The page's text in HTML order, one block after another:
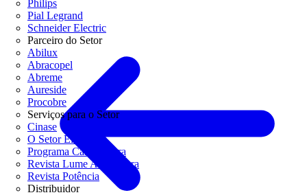
Philips
Pial Legrand
Schneider Electric
Parceiro do Setor
Abilux
Abracopel
Abreme
Aureside
Procobre
Serviços para o Setor
Cinase
O Setor Elétrico
Programa Casa Segura
Revista Lume Arquitetura
Revista Potência
Distribuidor